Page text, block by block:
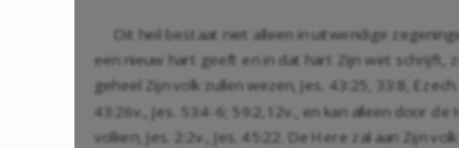
Dit heil bestaat niet alleen in uitwendige
een nieuw hart geeft en in dat hart Zijn wet schrijft,
geheel Zijn volk zullen wezen,Jes. 43:25 33:8 ,
43:26v., Jes. 53:4-6 59:2 12v., en kan alleen door
volken, Jes. 2:2v.,Jes. 45:22 . De Here zal aan Zijn